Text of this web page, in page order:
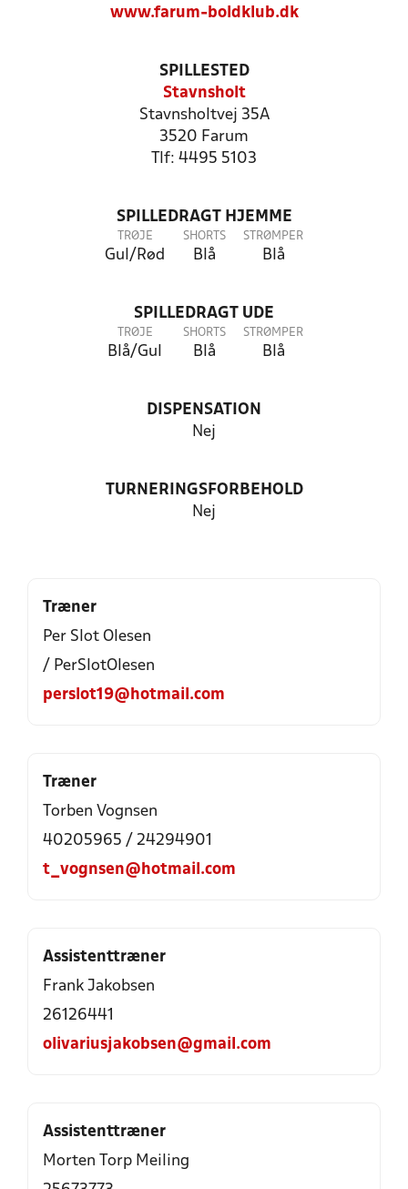
www.farum-boldklub.dk
SPILLESTED
Stavnsholt
Stavnsholtvej 35A
3520 Farum
Tlf: 4495 5103
SPILLEDRAGT HJEMME
TRØJE
Gul/Rød
SHORTS
Blå
STRØMPER
Blå
SPILLEDRAGT UDE
TRØJE
Blå/Gul
SHORTS
Blå
STRØMPER
Blå
DISPENSATION
Nej
TURNERINGSFORBEHOLD
Nej
Træner
Per Slot Olesen
/ PerSlotOlesen
perslot19@hotmail.com
Træner
Torben Vognsen
40205965 / 24294901
t_vognsen@hotmail.com
Assistenttræner
Frank Jakobsen
26126441
olivariusjakobsen@gmail.com
Assistenttræner
Morten Torp Meiling